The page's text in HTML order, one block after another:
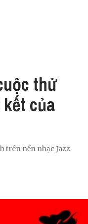
thử
của
trên nền nhạc Jazz